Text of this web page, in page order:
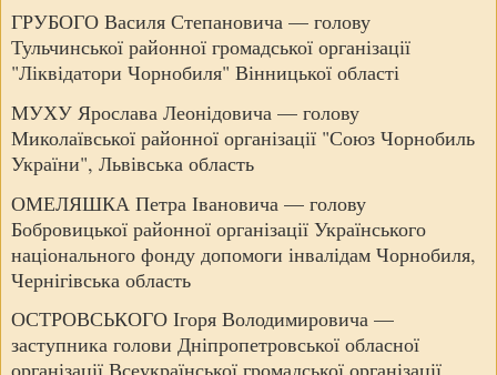
ГРУБОГО Василя Степановича — голову
Тульчинської районної громадської організації
"Ліквідатори Чорнобиля" Вінницької області
МУХУ Ярослава Леонідовича — голову
Миколаївської районної організації "Союз Чорнобиль
України", Львівська область
ОМЕЛЯШКА Петра Івановича — голову
Бобровицької районної організації Українського
національного фонду допомоги інвалідам Чорнобиля,
Чернігівська область
ОСТРОВСЬКОГО Ігоря Володимировича —
заступника голови Дніпропетровської обласної